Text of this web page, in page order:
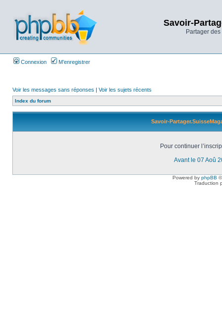
Savoir-
Partager
Connexion M’enregistrer
Voir les messages sans réponses | Voir les sujets récents
Index du forum
Savoir-
Pour continuer
Avant le 07 Aoû
Powered by phpBB
Traduction